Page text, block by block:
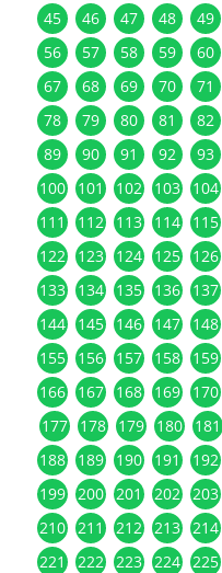
45
46 47 48 49
56
57 58 59 60
67
68 69 70 71
78
79 80 81 82
89
90 91 92 93
100 101 102 103 104
111 112 113 114 115
122 123 124 125 126
133 134 135 136 137
144 145 146 147 148
155 156 157 158 159
166 167 168 169 170
177 178 179 180 181
188 189 190 191 192
199 200 201 202 203
210 211 212 213 214
221 222 223 224 225